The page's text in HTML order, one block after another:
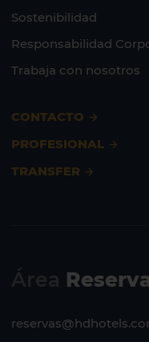
Sostenibilidad
Responsabilidad
Trabaja con nosotros
CONTACTO
PROFESIONAL
TRANSFER